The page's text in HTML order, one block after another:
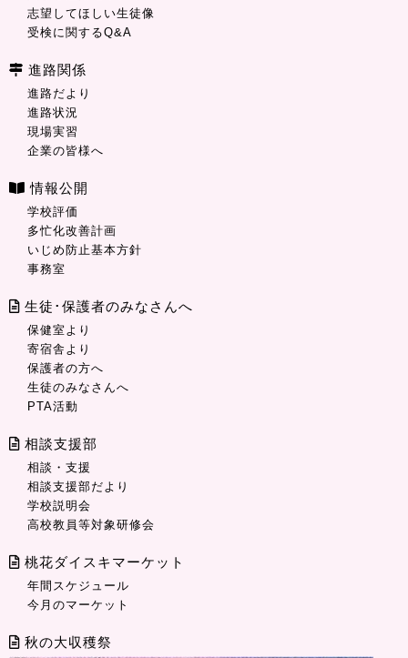
志望してほしい生徒像
受検に関するQ&A
進路関係
進路だより
進路状況
現場実習
企業の皆様へ
情報公開
学校評価
多忙化改善計画
いじめ防止基本方針
事務室
生徒･保護者のみなさんへ
保健室より
寄宿舎より
保護者の方へ
生徒のみなさんへ
PTA活動
相談支援部
相談・支援
相談支援部だより
学校説明会
高校教員等対象研修会
桃花ダイスキマーケット
年間スケジュール
今月のマーケット
秋の大収穫祭